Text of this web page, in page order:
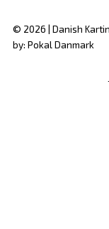
© 2026 | Danish
by: Pokal Danmark